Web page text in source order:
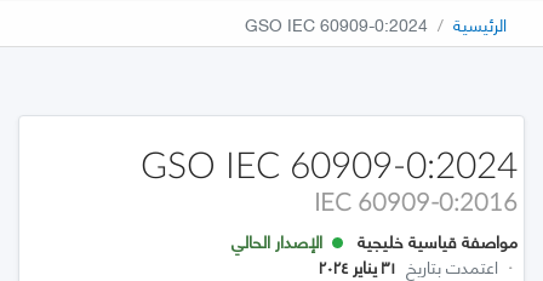
الرئيسية GSO IEC 60909-0:2024
GSO IEC 60909-0:2024
IEC 60909-0:2016
مواصفة قياسية خليجية
الإصدار الحالي
· اعتمدت بتاريخ ٣١ يناير ٢٠٢٤